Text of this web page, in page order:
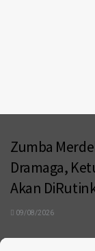
Zumba
Dramaga,
Akan
09/08/2026